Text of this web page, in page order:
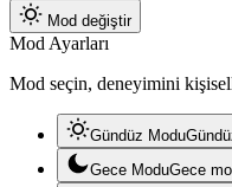
Mod değiştir
Mod Ayarları
Mod seçin, deneyimini
Gündüz Modu
Gece ModuGece